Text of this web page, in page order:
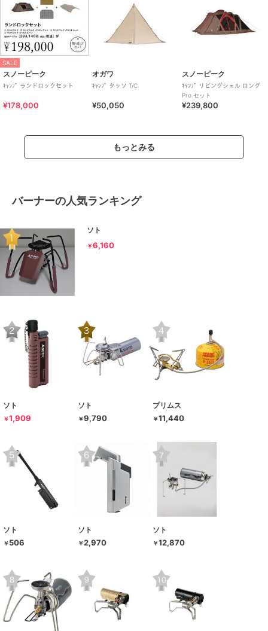
SALE
スノーピーク
ｷｬﾝﾌﾟ ランドロックセット
¥178,000
オガワ
ｷｬﾝﾌﾟ タッソ T/C
¥50,050
スノーピーク
ｷｬﾝﾌﾟ リビングシェル ロング
Pro.セット
¥239,800
もっとみる
バーナーの人気ランキング
ソト
￥6,160
ソト
￥1,909
ソト
￥9,790
プリムス
￥11,440
ソト
￥ 506
ソト
￥2,970
ソト
￥12,870